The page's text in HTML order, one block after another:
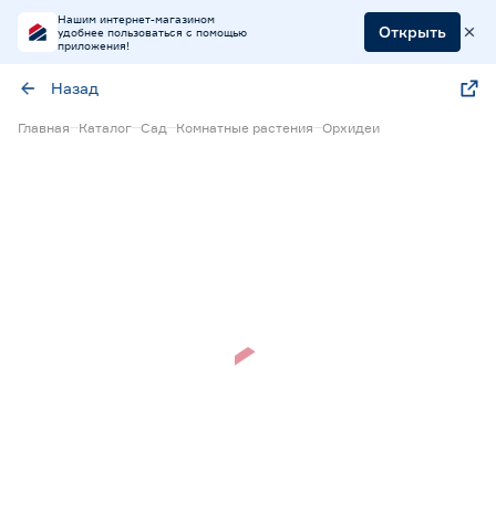
Нашим интернет-магазином
удобнее пользоваться с помощью
приложения!
Открыть
Назад
Главная Каталог Сад Комнатные растения Орхидеи